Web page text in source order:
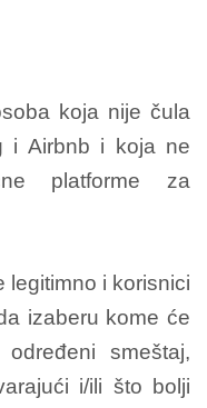
koja nije čula
i Airbnb i koja ne
platforme za
legitimno i korisnici
izaberu kome će
smeštaj,
i/ili što bolji